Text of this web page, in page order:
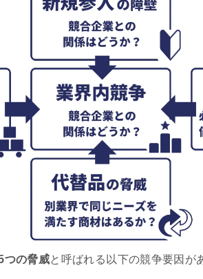
つの脅威と呼ばれる以下の競争要因が